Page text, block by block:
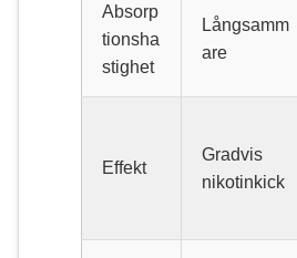
Absorp
tionsha
stighet
Långsamm
are
Effekt
Gradvis
nikotinkick